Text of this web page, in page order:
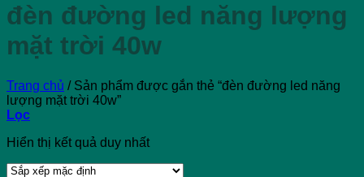
đèn đường led năng lượng
mặt trời 40w
Trang chủ /Sản phẩm được gắn thẻ “đèn đường led năng
lượng mặt trời 40w”
Lọc
Hiển thị kết quả duy nhất